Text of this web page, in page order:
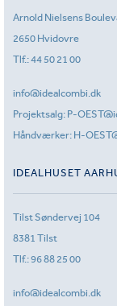
Arnold Nielsens
2650 Hvidovre
Tlf.:44 50 21 00
info@idealcombi.dk
Projektsalg: P-
Håndværker: H-
IDEALHUSET
Tilst Søndervej 104
8381 Tilst
Tlf.:96 88 25 00
info@idealcombi.dk